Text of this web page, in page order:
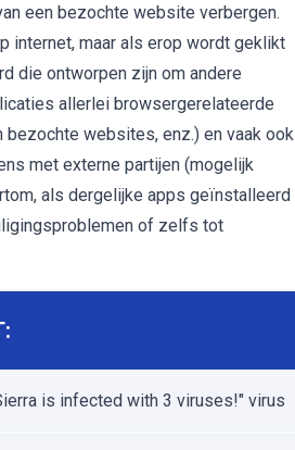
een bezochte website verbergen.
internet, maar als erop wordt geklikt
die ontworpen zijn om andere
allerlei browsergerelateerde
websites, enz.) en vaak ook
met externe partijen (mogelijk
als dergelijke apps geïnstalleerd
of zelfs tot
is infected with 3 viruses!" virus